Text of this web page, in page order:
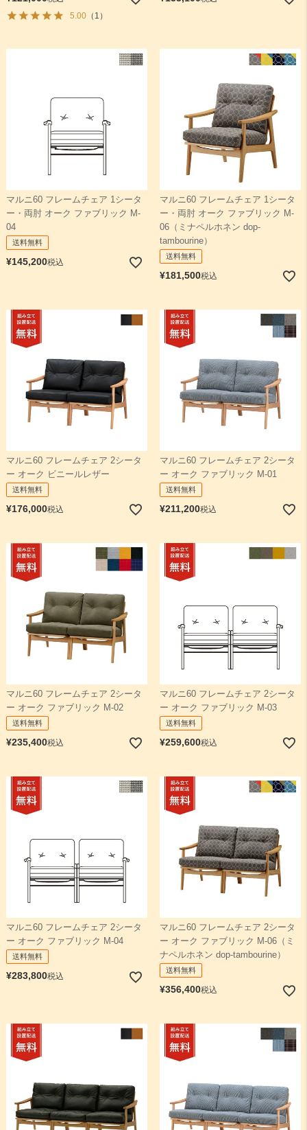
5.00（1）
マルニ60 フレームチェア 1シータ
ー・両肘 オーク ファブリック M-
04
送料無料
¥145,200税込
マルニ60 フレームチェア 1シータ
ー・両肘 オーク ファブリック M-
06（ミナペルホネン dop-
tambourine）
送料無料
¥181,500税込
マルニ60 フレームチェア 2シータ
ー オーク ビニールレザー
送料無料
¥176,000税込
マルニ60 フレームチェア 2シータ
ー オーク ファブリック M-01
送料無料
¥211,200税込
マルニ60 フレームチェア 2シータ
ー オーク ファブリック M-02
送料無料
¥235,400税込
マルニ60 フレームチェア 2シータ
ー オーク ファブリック M-03
送料無料
¥259,600税込
マルニ60 フレームチェア 2シータ
ー オーク ファブリック M-04
送料無料
¥283,800税込
マルニ60 フレームチェア 2シータ
ー オーク ファブリック M-06（ミ
ナペルホネン dop-tambourine）
送料無料
¥356,400税込